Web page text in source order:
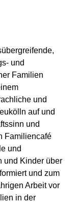
und
Familien
und
auf und
und
Familiencafé
und
und Kinder über
und zum
Arbeit vor
in der